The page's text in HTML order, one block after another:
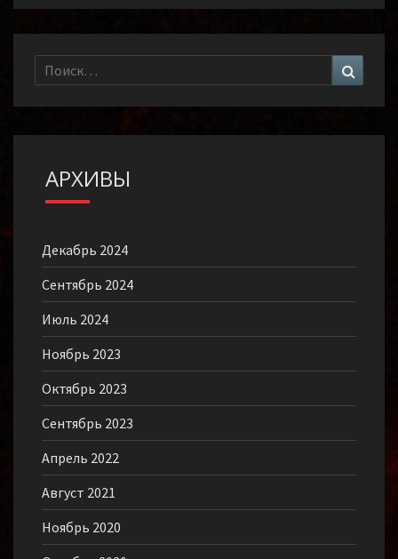
Найти:
АРХИВЫ
Декабрь 2024
Сентябрь 2024
Июль 2024
Ноябрь 2023
Октябрь 2023
Сентябрь 2023
Апрель 2022
Август 2021
Ноябрь 2020